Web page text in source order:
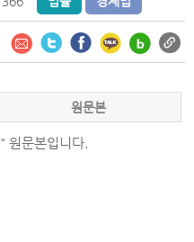
원문본
원문본입니다.